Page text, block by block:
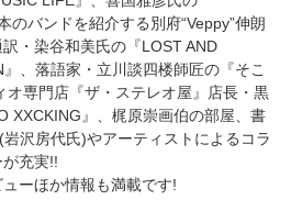
のバンドを紹介する別府“Veppy”伸朗
・染谷和美氏の『LOST AND
、落語家・立川談四楼師匠の『そこ
オ専門店『ザ・ステレオ屋』店長・黒
XXCKING』、梶原崇画伯の部屋、書
沢房代氏)やアーティストによるコラ
充実!!
ーほか情報も満載です!